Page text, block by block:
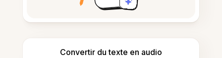
Convertir du texte en audio